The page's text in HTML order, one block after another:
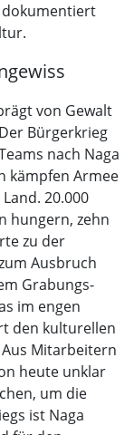
dokumentiert
von Gewalt
Bürgerkrieg
nach Naga
kämpfen Armee
20.000
hungern, zehn
zu der
Ausbruch
Grabungs-
im engen
den kulturellen
Mitarbeitern
heute unklar
um die
ist Naga